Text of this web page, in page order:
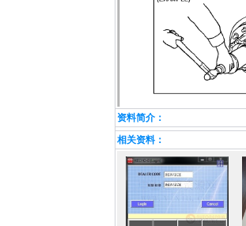
资料简介：
相关资料：